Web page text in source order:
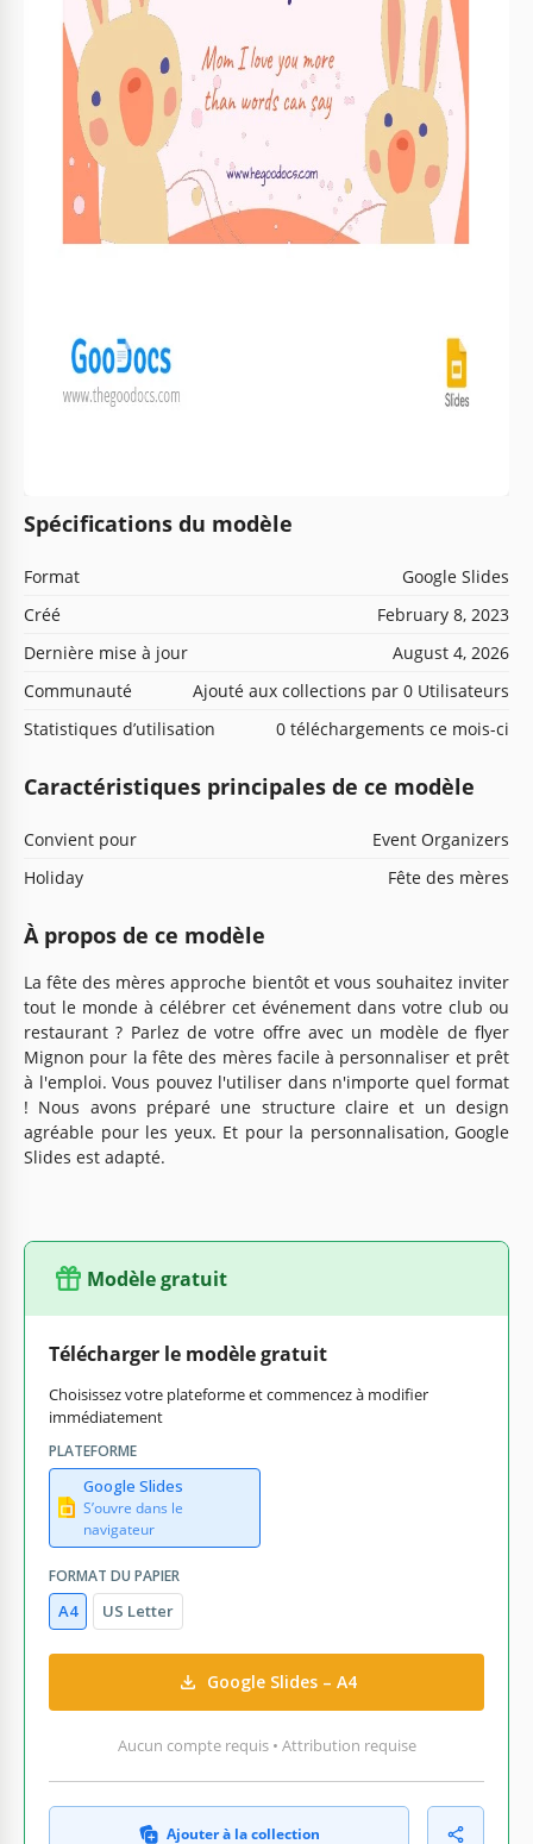
Spécifications du modèle
Format
Google Slides
Créé
February 8, 2023
Dernière mise à jour
August 4, 2026
Communauté
Ajouté aux collections par 0 Utilisateurs
Statistiques d’utilisation
0 téléchargements ce mois-ci
Caractéristiques principales de ce modèle
Convient pour
Event Organizers
Holiday
Fête des mères
À propos de ce modèle
La fête des mères approche bientôt et vous souhaitez inviter
tout le monde à célébrer cet événement dans votre club ou
restaurant ? Parlez de votre offre avec un modèle de flyer
Mignon pour la fête des mères facile à personnaliser et prêt
à l'emploi. Vous pouvez l'utiliser dans n'importe quel format
! Nous avons préparé une structure claire et un design
agréable pour les yeux. Et pour la personnalisation, Google
Slides est adapté.
Modèle gratuit
Télécharger le modèle gratuit
Choisissez votre plateforme et commencez à modifier
immédiatement
PLATEFORME
Google Slides
S’ouvre dans le
navigateur
FORMAT DU PAPIER
A4 US Letter
Google Slides – A4
Aucun compte requis • Attribution requise
Ajouter à la collection